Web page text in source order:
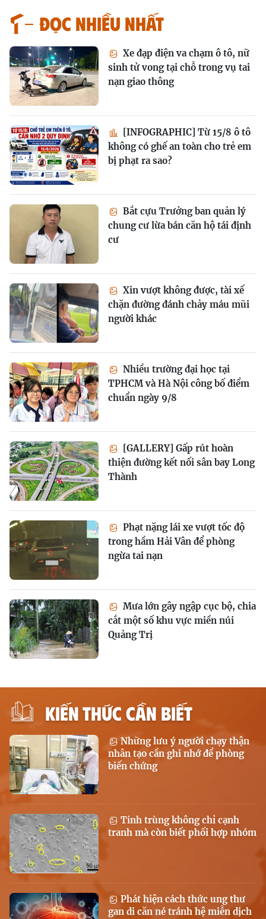
Đọc nhiều nhất
Xe đạp điện va chạm ô tô, nữ
sinh tử vong tại chỗ trong vụ tai
nạn giao thông
[INFOGRAPHIC] Từ 15/8 ô tô
không có ghế an toàn cho trẻ em
bị phạt ra sao?
Bắt cựu Trưởng ban quản lý
chung cư lừa bán căn hộ tái định
cư
Xin vượt không được, tài xế
chặn đường đánh chảy máu mũi
người khác
Nhiều trường đại học tại
TPHCM và Hà Nội công bố điểm
chuẩn ngày 9/8
[GALLERY] Gấp rút hoàn
thiện đường kết nối sân bay Long
Thành
Phạt nặng lái xe vượt tốc độ
trong hầm Hải Vân để phòng
ngừa tai nạn
Mưa lớn gây ngập cục bộ, chia
cắt một số khu vực miền núi
Quảng Trị
KIẾN THỨC CẦN BIẾT
Những lưu ý người chạy thận
nhân tạo cần ghi nhớ để phòng
biến chứng
Tinh trùng không chỉ cạnh
tranh mà còn biết phối hợp nhóm
Phát hiện cách thức ung thư
gan di căn né tránh hệ miễn dịch